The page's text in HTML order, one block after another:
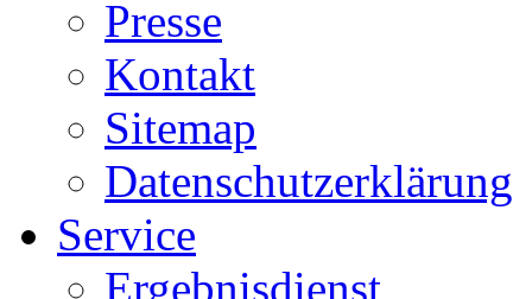
Presse
Kontakt
Sitemap
Datenschutzerklärung
Service
Ergebnisdienst